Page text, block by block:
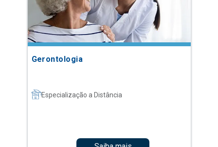
Gerontologia
Especialização a Distância